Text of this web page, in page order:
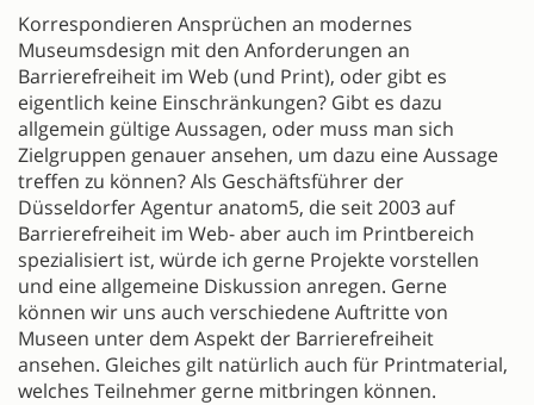
Korrespondieren Ansprüchen an modernes
Museumsdesign mit den Anforderungen an
Barrierefreiheit im Web (und Print), oder gibt es
eigentlich keine Einschränkungen? Gibt es dazu
allgemein gültige Aussagen, oder muss man sich
Zielgruppen genauer ansehen, um dazu eine Aussage
treffen zu können? Als Geschäftsführer der
Düsseldorfer Agentur anatom5, die seit 2003 auf
Barrierefreiheit im Web- aber auch im Printbereich
spezialisiert ist, würde ich gerne Projekte vorstellen
und eine allgemeine Diskussion anregen. Gerne
können wir uns auch verschiedene Auftritte von
Museen unter dem Aspekt der Barrierefreiheit
ansehen. Gleiches gilt natürlich auch für Printmaterial,
welches Teilnehmer gerne mitbringen können.